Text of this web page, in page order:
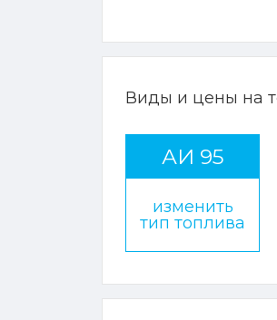
Виды и цены на
АИ 95
изменить
тип топлива